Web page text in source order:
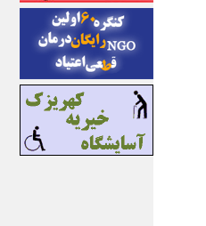
ایونا نیوز
بازتاب آنلاین
باشگاه خبرنگاران
باغستان نیوز
بامبوک
ببین و بخون
بدینسان
بنکر